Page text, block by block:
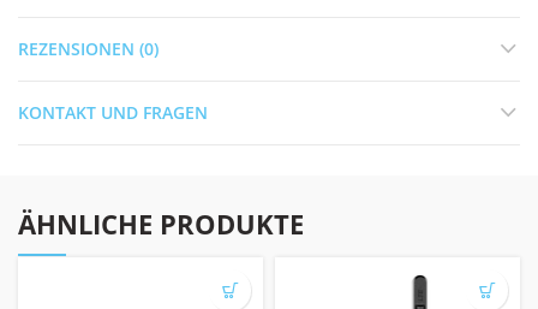
REZENSIONEN (0)
KONTAKT UND FRAGEN
ÄHNLICHE PRODUKTE